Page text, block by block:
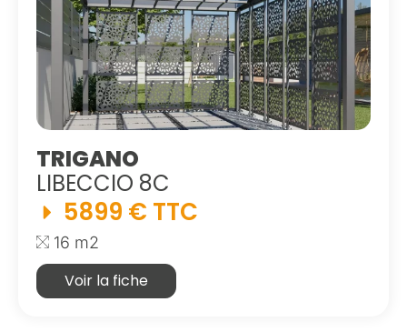
TRIGANO
LIBECCIO 8C
5899 € TTC
16 m2
Voir la fiche